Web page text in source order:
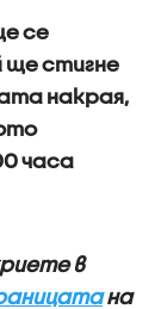
се
ще стигне
накрая,
часа
в
на